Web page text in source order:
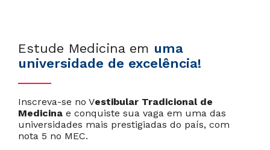
Estude Medicina em uma
universidade de excelência!
Inscreva-se no Vestibular Tradicional de
Medicina e conquiste sua vaga em uma das
universidades mais prestigiadas do país, com
nota 5 no MEC.